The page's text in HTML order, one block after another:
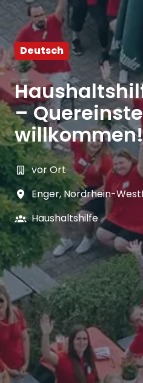
Deutsch
–
willkommen!
vor Ort
Enger, Nordrhein-
Haushaltshilfe